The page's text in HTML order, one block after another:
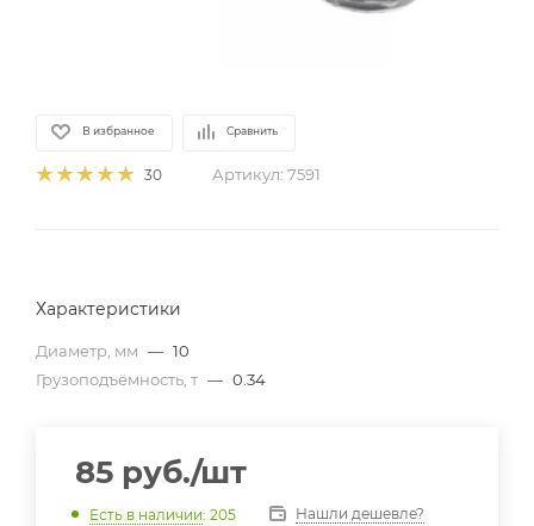
В избранное Сравнить
30 Артикул: 7591
Характеристики
Диаметр, мм — 10
Грузоподъёмность, т — 0.34
85 руб./шт
Есть в наличии: 205 Нашли дешевле?